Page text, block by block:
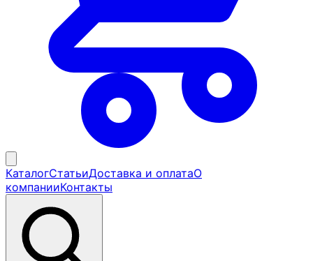
КаталогСтатьиДоставка и оплатаО
компанииКонтакты